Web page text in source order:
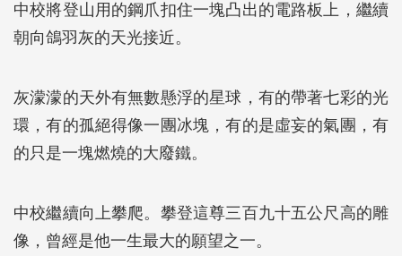
中校將登山用的鋼爪扣住一塊凸出的電路板上，繼續
朝向鴿羽灰的天光接近。
灰濛濛的天外有無數懸浮的星球，有的帶著七彩的光
環，有的孤絕得像一團冰塊，有的是虛妄的氣團，有
的只是一塊燃燒的大廢鐵。
中校繼續向上攀爬。攀登這尊三百九十五公尺高的雕
像，曾經是他一生最大的願望之一。